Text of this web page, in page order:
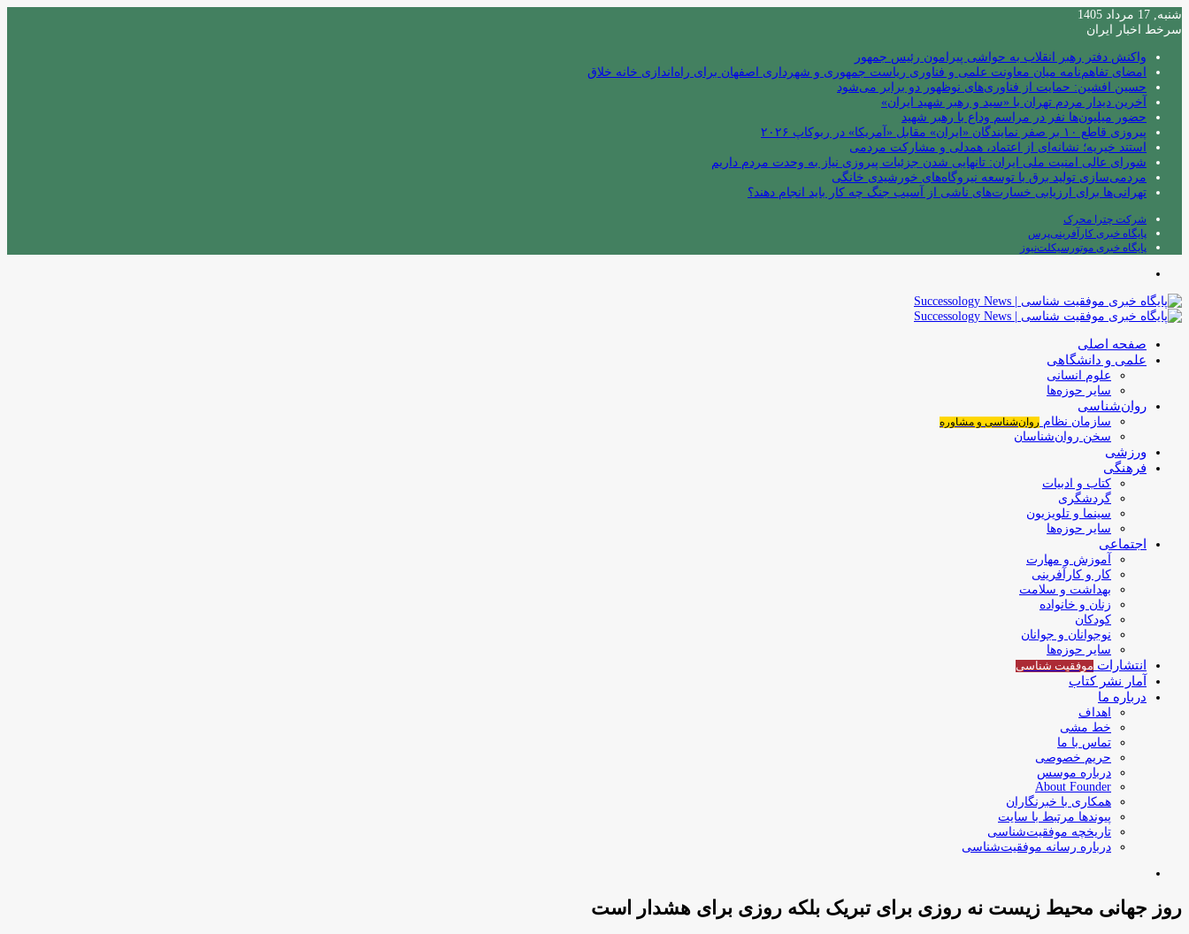
شنبه, 17 مرداد 1405
سرخط اخبار ایران
واکنش دفتر رهبر انقلاب به حواشی پیرامون رئیس جمهور
امضای تفاهم‌نامه میان معاونت علمی و فناوری ریاست جمهوری و شهرداری اصفهان برای راه‌اندازی خانه خلاق
حسین افشین: حمایت از فناوری‌های نوظهور دو برابر می‌شود
آخرین دیدار مردم تهران با «سید و رهبر شهید ایران»
حضور میلیون‌ها نفر در مراسم وداع با رهبر شهید
پیروزی قاطع ۱۰ بر صفر نمایندگان «ایران» مقابل «آمریکا» در ربوکاپ ۲۰۲۶
استند خیریه؛ نشانه‌ای از اعتماد، همدلی و مشارکت مردمی
شورای عالی امنیت ملی ایران: تانهایی شدن جزئیات پیروزی نیاز به وحدت مردم داریم
مردمی‌سازی تولید برق با توسعه نیروگاه‌های خورشیدی خانگی
تهرانی‌ها برای ارزیابی خسارت‌های ناشی از آسیب جنگ چه کار باید انجام دهند؟
شرکت چترا محرک
پایگاه خبری کارآفرینی‌پرس
پایگاه خبری موتورسیکلت‌نیوز
صفحه اصلی
علمی و دانشگاهی
علوم انسانی
سایر حوزه‌ها
روان‌شناسی
سازمان نظام روان‌شناسی و مشاوره
سخن روان‌شناسان
ورزشی
فرهنگی
کتاب و ادبیات
گردشگری
سینما و تلویزیون
سایر حوزه‌ها
اجتماعی
آموزش و مهارت
کار و کارآفرینی
بهداشت و سلامت
زنان و خانواده
کودکان
نوجوانان و جوانان
سایر حوزه‌ها
انتشارات موفقیت‌ شناسی
آمار نشر کتاب
درباره ما
اهداف
خط مشی
تماس با ما
حریم خصوصی
درباره موسس
About Founder
همکاری با خبرنگاران
پیوندها مرتبط با سایت
تاریخچه موفقیت‌شناسی
درباره رسانه موفقیت‌شناسی
روز جهانی محیط زیست نه روزی برای تبریک بلکه روزی برای هشدار است